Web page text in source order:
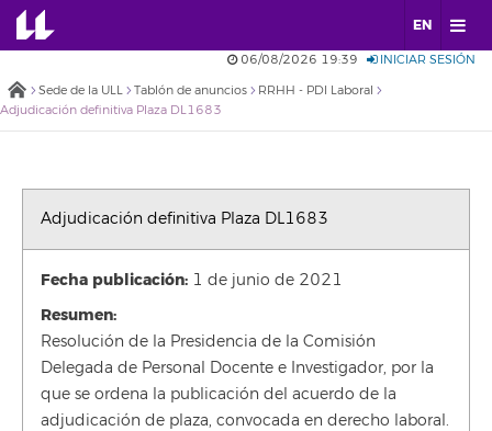
EN
06/08/2026 19:39 INICIAR SESIÓN
Sede de la ULL Tablón de anuncios
RRHH - PDI Laboral
Adjudicación definitiva Plaza DL1683
Adjudicación definitiva Plaza DL1683
Fecha publicación: 1 de junio de 2021
Resumen:
Resolución de la Presidencia de la Comisión
Delegada de Personal Docente e Investigador, por la
que se ordena la publicación del acuerdo de la
adjudicación de plaza, convocada en derecho laboral.